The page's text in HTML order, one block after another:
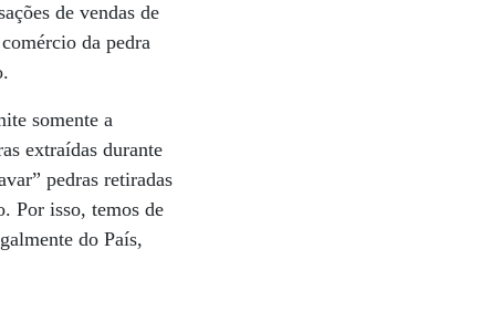
de vendas de
da pedra
somente a
extraídas durante
pedras retiradas
Por isso, temos de
do País,